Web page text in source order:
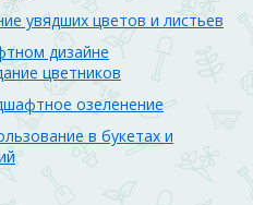
увядших цветов и листьев
дизайне
цветников
озеленение
в букетах и